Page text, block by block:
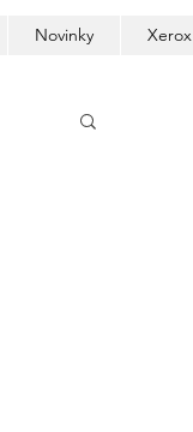
Novinky Xerox